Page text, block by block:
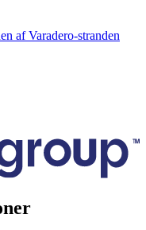
af Varadero-stranden